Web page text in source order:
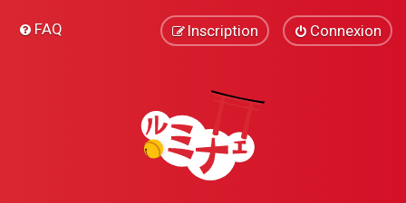
FAQ Connexion
Inscription